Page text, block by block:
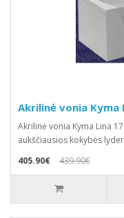
Akrilinė vonia Kyma
Akrilinė vonia Kyma Lina
aukščiausios kokybės
405.90€
439.90€